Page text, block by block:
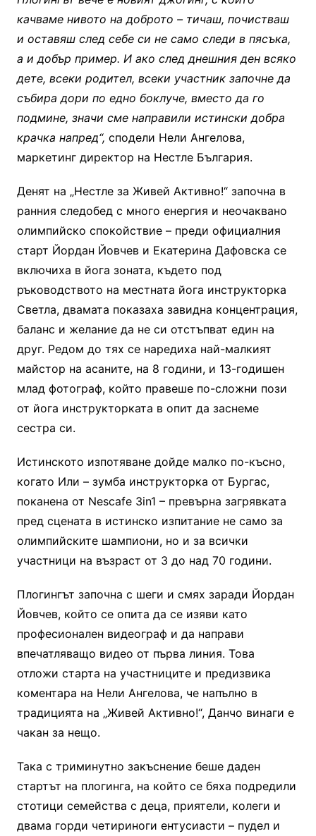
качваме нивото на доброто – тичаш, почистваш
и оставяш след себе си не само следи в пясъка,
а и добър пример. И ако след днешния ден всяко
дете, всеки родител, всеки участник започне да
събира дори по едно боклуче, вместо да го
подмине, значи сме направили истински добра
крачка напред“, сподели Нели Ангелова,
маркетинг директор на Нестле България.
Денят на „Нестле за Живей Активно!“ започна в
ранния следобед с много енергия и неочаквано
олимпийско спокойствие – преди официалния
старт Йордан Йовчев и Екатерина Дафовска се
включиха в йога зоната, където под
ръководството на местната йога инструкторка
Светла, двамата показаха завидна концентрация,
баланс и желание да не си отстъпват един на
друг. Редом до тях се наредиха най-малкият
майстор на асаните, на 8 години, и 13-годишен
млад фотограф, който правеше по-сложни пози
от йога инструкторката в опит да заснеме
сестра си.
Истинското изпотяване дойде малко по-късно,
когато Или – зумба инструкторка от Бургас,
поканена от Nescafe 3in1 – превърна загрявката
пред сцената в истинско изпитание не само за
олимпийските шампиони, но и за всички
участници на възраст от 3 до над 70 години.
Плогингът започна с шеги и смях заради Йордан
Йовчев, който се опита да се изяви като
професионален видеограф и да направи
впечатляващо видео от първа линия. Това
отложи старта на участниците и предизвика
коментара на Нели Ангелова, че напълно в
традицията на „Живей Активно!“, Данчо винаги е
чакан за нещо.
Така с триминутно закъснение беше даден
стартът на плогинга, на който се бяха подредили
стотици семейства с деца, приятели, колеги и
двама горди четириноги ентусиасти – пудел и